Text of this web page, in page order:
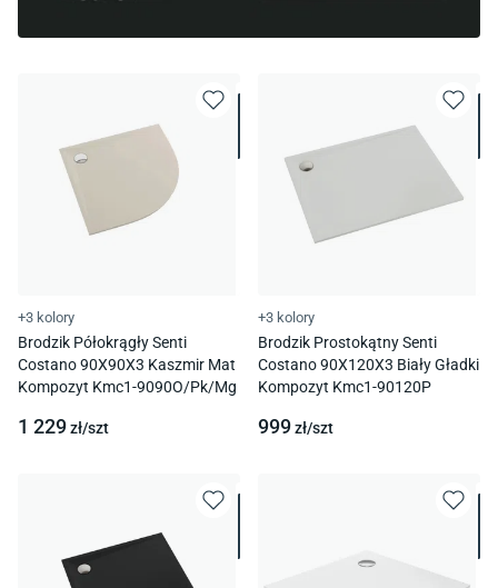
+3 kolory
Brodzik Półokrągły Senti
Costano 90X90X3 Kaszmir Mat
Kompozyt Kmc1-9090O/Pk/Mg
1 229zł/szt
+3 kolory
Brodzik Prostokątny Senti
Costano 90X120X3 Biały Gładki
Kompozyt Kmc1-90120P
999zł/szt